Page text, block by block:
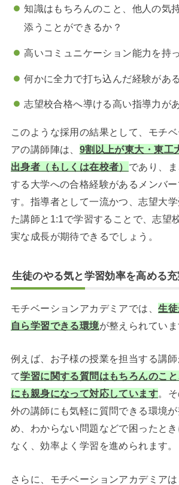
知識はもちろんのこと、他人の気
添うことができるか？
高いコミュニケーション能力を持
何かに全力で打ち込んだ経験があ
志望校合格へ導ける高い指導力が
このような採用の結果として、 モチ
アの講師陣は、 9割以上が東大・東工
出身者（もしくは在校者） であり
、
する大学への合格経験があるメンバ
す 。指導者として一流かつ、志望大
た講師と1:1で学習することで、志望
実な成長が期待できるでしょう。
生徒のやる気と学習効率を高める
モチベーションアカデミアでは、生
自ら学習できる環境が整えられていま
例えば、お子様の授業を担当する講
て学習に関する質問はもちろんのこ
にも親身になって対応しています。
外の講師にも気軽に質問できる環境
め、わからない問題などで困ったと
なく、効率よく学習を進められます。
さらに、モチベーションアカデミアは